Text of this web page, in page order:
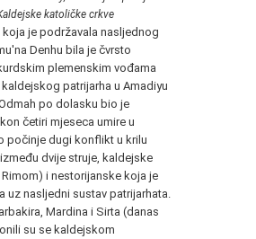
katoličke crkve
koja je podržavala nasljednog
Denhu bila je čvrsto
plemenskim vođama
patrijarha u Amadiyu
po dolasku bio je
četiri mjeseca umire u
počinje dugi konflikt u krilu
dvije struje, kaldejske
i nestorijanske koja je
uz nasljedni sustav patrijarhata.
Mardina i Sirta (danas
su se kaldejskom